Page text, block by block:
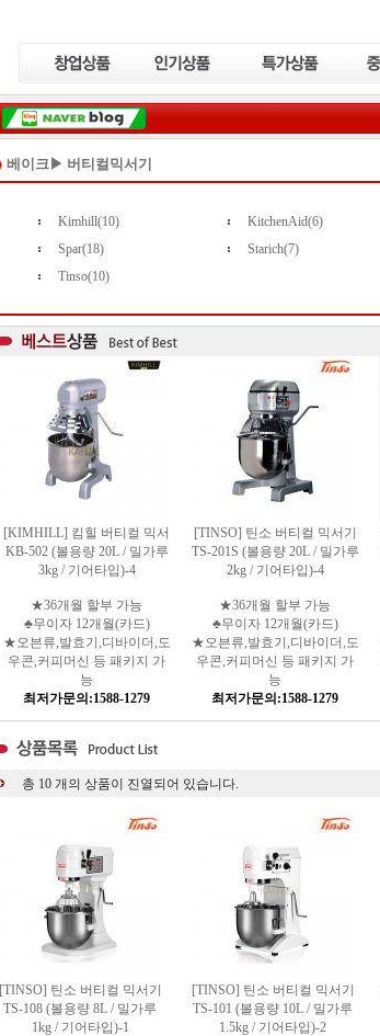
베이크▶ 버티컬믹서기
Kimhill(10) KitchenAid(6)
Spar(18)
Starich(7)
Tinso(10)
[KIMHILL] 킴힐 버티컬 믹서
KB-502 (볼용량 20L / 밀가루
3kg / 기어타입)-4
★36개월 할부 가능
♣무이자 12개월(카드)
★오븐류,발효기,디바이더,도
우콘,커피머신 등 패키지 가
능
최저가문의:1588-1279
[TINSO] 틴소 버티컬 믹서기
TS-201S (볼용량 20L / 밀가루
2kg / 기어타입)-4
★36개월 할부 가능
♣무이자 12개월(카드)
★오븐류,발효기,디바이더,도
우콘,커피머신 등 패키지 가
능
최저가문의:1588-1279
총 10 개의 상품이 진열되어 있습니다.
[TINSO] 틴소 버티컬 믹서기
TS-108 (볼용량 8L / 밀가루
1kg / 기어타입)-1
[TINSO] 틴소 버티컬 믹서기
TS-101 (볼용량 10L / 밀가루
1.5kg / 기어타입)-2